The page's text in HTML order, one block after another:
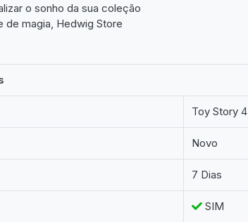
o sonho da sua coleção
de magia, Hedwig Store
Toy Story 4
Novo
7 Dias
SIM